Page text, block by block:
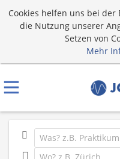
Cookies helfen uns bei
die Nutzung unserer
Setzen von
Mehr